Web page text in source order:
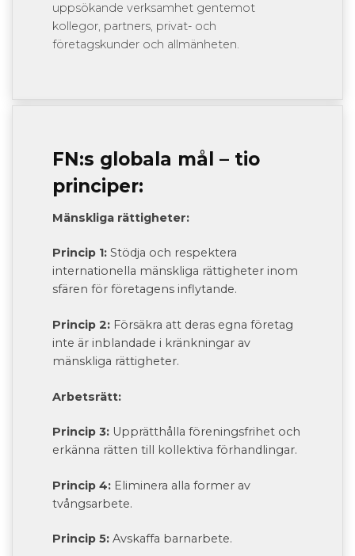
uppsökande verksamhet gentemot
kollegor, partners, privat- och
företagskunder och allmänheten.
FN:s globala mål – tio
principer:
Mänskliga rättigheter:
Princip 1: Stödja och respektera
internationella mänskliga rättigheter inom
sfären för företagens inflytande.
Princip 2: Försäkra att deras egna företag
inte är inblandade i kränkningar av
mänskliga rättigheter.
Arbetsrätt:
Princip 3: Upprätthålla föreningsfrihet och
erkänna rätten till kollektiva förhandlingar.
Princip 4: Eliminera alla former av
tvångsarbete.
Princip 5: Avskaffa barnarbete.